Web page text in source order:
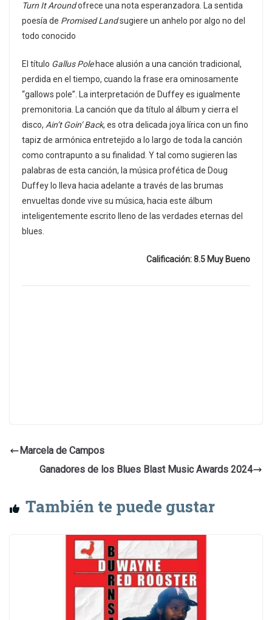
Turn It Aroundofrece una nota esperanzadora. La sentida
poesía de Promised Landsugiere un anhelo por algo no del
todo conocido
El título Gallus Polehace alusión a una canción tradicional,
perdida en el tiempo, cuando la frase era ominosamente
“gallows pole”. La interpretación de Duffey es igualmente
premonitoria. La canción que da título al álbum y cierra el
disco, Ain’t Goin’ Back, es otra delicada joya lírica con un fino
tapiz de armónica entretejido a lo largo de toda la canción
como contrapunto a su finalidad. Y tal como sugieren las
palabras de esta canción, la música profética de Doug
Duffey lo lleva hacia adelante a través de las brumas
envueltas donde vive su música, hacia este álbum
inteligentemente escrito lleno de las verdades eternas del
blues.
Calificación: 8.5 Muy Bueno
Marcela de Campos
Ganadores de los Blues Blast Music Awards 2024
También te puede gustar